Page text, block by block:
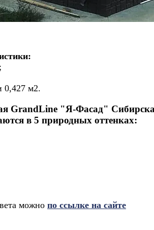
0,427 м2.
GrandLine "Я-Фасад"
в 5 природных оттенках:
можно по ссылке на сайте